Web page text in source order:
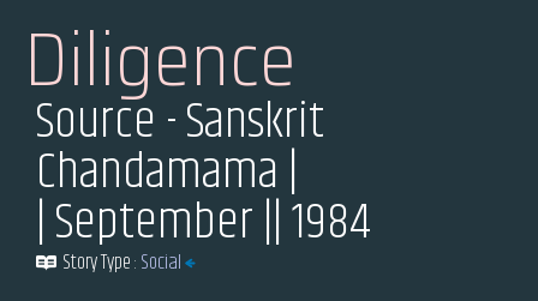
Diligence
Source - Sanskrit
Chandamama |
| September || 1984
Story Type :Social